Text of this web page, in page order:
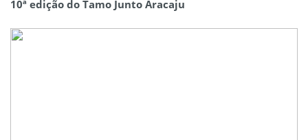
10ª edição do Tamo Junto Aracaju